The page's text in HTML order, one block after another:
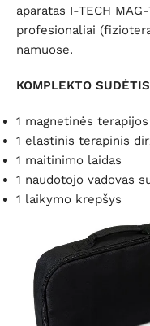
aparatas I-TECH
profesionaliai
namuose.
KOMPLEKTO
1 magnetinės
1 elastinis terapinis
1 maitinimo laidas
1 naudotojo vadovas
1 laikymo krepšys